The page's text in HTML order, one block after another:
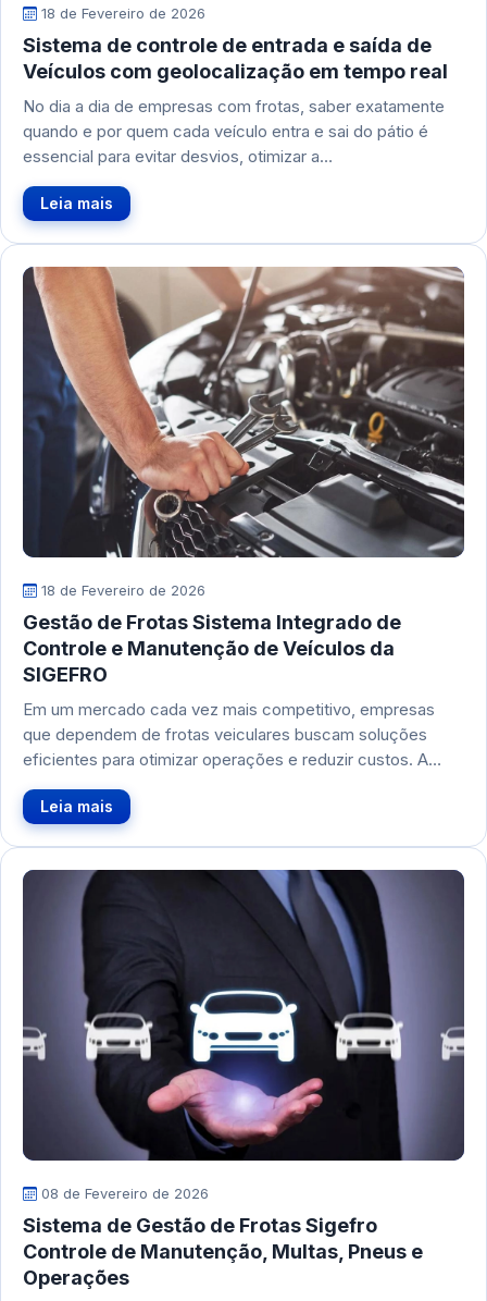
18 de Fevereiro de 2026
Sistema de controle de entrada e saída de
Veículos com geolocalização em tempo real
No dia a dia de empresas com frotas, saber exatamente
quando e por quem cada veículo entra e sai do pátio é
essencial para evitar desvios, otimizar a…
Leia mais
18 de Fevereiro de 2026
Gestão de Frotas Sistema Integrado de
Controle e Manutenção de Veículos da
SIGEFRO
Em um mercado cada vez mais competitivo, empresas
que dependem de frotas veiculares buscam soluções
eficientes para otimizar operações e reduzir custos. A…
Leia mais
08 de Fevereiro de 2026
Sistema de Gestão de Frotas Sigefro
Controle de Manutenção, Multas, Pneus e
Operações